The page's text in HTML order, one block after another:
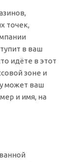
точек,
в ваш
идёте в этот
зоне и
может ваш
и имя, на